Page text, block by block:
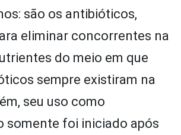
são os antibióticos,
eliminar concorrentes na
do meio em que
sempre existiram na
seu uso como
somente foi iniciado após